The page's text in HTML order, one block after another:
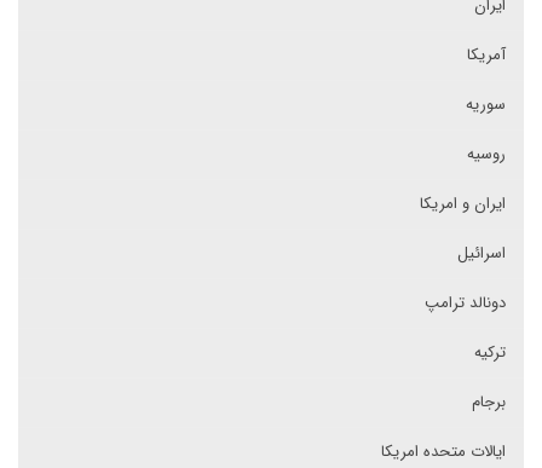
ایران
آمریکا
سوریه
روسیه
ایران و امریکا
اسرائیل
دونالد ترامپ
ترکیه
برجام
ایالات متحده امریکا